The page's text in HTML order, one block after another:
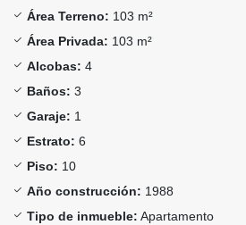
Área Terreno: 103 m²
Área Privada: 103 m²
Alcobas: 4
Baños: 3
Garaje: 1
Estrato: 6
Piso: 10
Año construcción: 1988
Tipo de inmueble: Apartamento